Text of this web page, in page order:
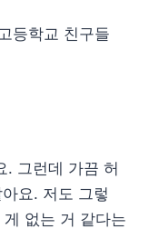
등학교 친구들
. 그런데 가끔 허
요. 저도 그렇
없는 거 같다는